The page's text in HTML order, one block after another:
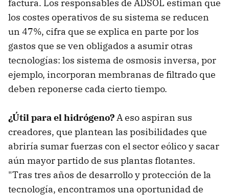
factura. Los responsables de ADSOL estiman que
los costes operativos de su sistema se reducen
un 47%, cifra que se explica en parte por los
gastos que se ven obligados a asumir otras
tecnologías: los sistema de osmosis inversa, por
ejemplo, incorporan membranas de filtrado que
deben reponerse cada cierto tiempo.
¿Útil para el hidrógeno?A eso aspiran sus
creadores, que plantean las posibilidades que
abriría sumar fuerzas con el sector eólico y sacar
aún mayor partido de sus plantas flotantes.
"Tras tres años de desarrollo y protección de la
tecnología, encontramos una oportunidad de